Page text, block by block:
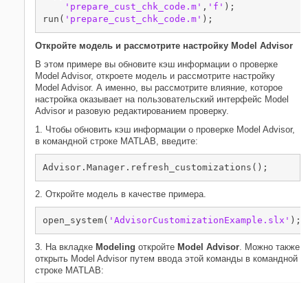
'prepare_cust_chk_code.m' , 'f' );
run( 'prepare_cust_chk_code.m' );
Откройте модель и рассмотрите настройку Model Advisor
В этом примере вы обновите кэш информации о проверке
Model Advisor, откроете модель и рассмотрите настройку
Model Advisor. А именно, вы рассмотрите влияние, которое
настройка оказывает на пользовательский интерфейс Model
Advisor и разовую редактированием проверку.
1. Чтобы обновить кэш информации о проверке Model Advisor,
в командной строке MATLAB, введите:
Advisor.Manager.refresh_customizations();
2. Откройте модель в качестве примера.
open_system( 'AdvisorCustomizationExample.slx' );
3. На вкладке Modeling откройте Model Advisor . Можно также
открыть Model Advisor путем ввода этой команды в командной
строке MATLAB: